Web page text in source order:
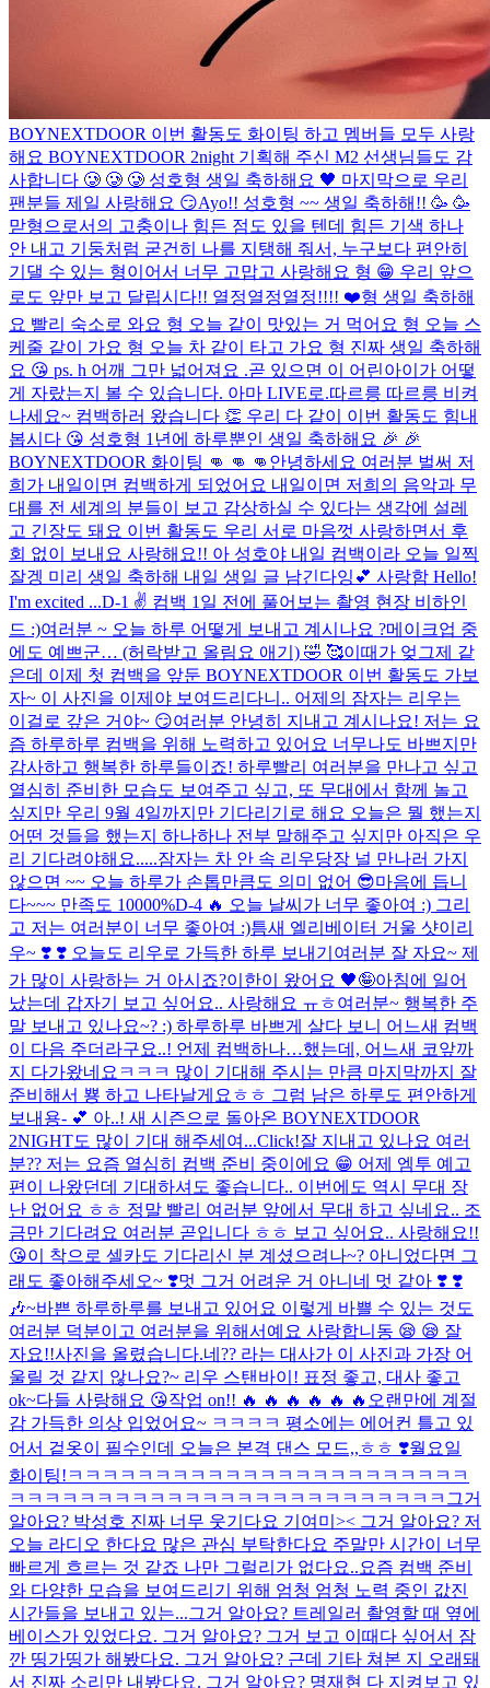
BOYNEXTDOOR 이번 활동도 화이팅 하고 멤버들 모두 사랑
해요 BOYNEXTDOOR 2night 기획해 주신 M2 선생님들도 감
사합니다 🥲 🥲 🥲 성호형 생일 축하해요 🖤 마지막으로 우리
팬분들 제일 사랑해요 😏Ayo!! 성호형 ~~ 생일 축하해!! 🥳 🥳
맏형으로서의 고충이나 힘든 점도 있을 텐데 힘든 기색 하나
안 내고 기둥처럼 굳건히 나를 지탱해 줘서, 누구보다 편안히
기댈 수 있는 형이어서 너무 고맙고 사랑해요 형 😁 우리 앞으
로도 앞만 보고 달립시다!! 열정열정열정!!!! ❤️형 생일 축하해
요 빨리 숙소로 와요 형 오늘 같이 맛있는 거 먹어요 형 오늘 스
케줄 같이 가요 형 오늘 차 같이 타고 가요 형 진짜 생일 축하해
요 😘 ps. h 어깨 그만 넓어져요 .곧 있으면 이 어린아이가 어떻
게 자랐는지 볼 수 있습니다. 아마 LIVE로.따르릉 따르릉 비켜
나세요~ 컴백하러 왔습니다 👏 우리 다 같이 이번 활동도 힘내
봅시다 😘 성호형 1년에 하루뿐인 생일 축하해요 🎉 🎉
BOYNEXTDOOR 화이팅 👊 👊 👊 안녕하세요 여러분 벌써 저
희가 내일이면 컴백하게 되었어요 내일이면 저희의 음악과 무
대를 전 세계의 분들이 보고 감상하실 수 있다는 생각에 설레
고 긴장도 돼요 이번 활동도 우리 서로 마음껏 사랑하면서 후
회 없이 보내요 사랑해요!! 아 성호야 내일 컴백이라 오늘 일찍
잘겡 미리 생일 축하해 내일 생일 글 남긴다잉💕 사랑함 Hello!
I'm excited ...D-1 ✌️​ 컴백 1일 전에 풀어보는 촬영 현장 비하인
드 :)여러분 ~ 오늘 하루 어떻게 보내고 계시나요 ?메이크업 중
에도 예쁘군… (허락받고 올림요 애기) 🤣 🥰이때가 엊그제 같
은데 이제 첫 컴백을 앞둔 BOYNEXTDOOR 이번 활동도 가보
자~ 이 사진을 이제야 보여드리다니.. 어제의 잠자는 리우는
이걸로 갚은 거야~ 😏여러분 안녕히 지내고 계시나요! 저는 요
즘 하루하루 컴백을 위해 노력하고 있어요 너무나도 바쁘지만
감사하고 행복한 하루들이죠! 하루빨리 여러분을 만나고 싶고
열심히 준비한 모습도 보여주고 싶고, 또 무대에서 함께 놀고
싶지만 우리 9월 4일까지만 기다리기로 해요 오늘은 뭘 했는지
어떤 것들을 했는지 하나하나 전부 말해주고 싶지만 아직은 우
리 기다려야해요.....잠자는 차 안 속 리우당장 널 만나러 가지
않으면 ~~ 오늘 하루가 손톱만큼도 의미 없어 😎마음에 듭니
다~~~ 만족도 10000%D-4 🔥 오늘 날씨가 너무 좋아여 :) 그리
고 저는 여러분이 너무 좋아여 :)틈새 엘리베이터 거울 샷이리
우~ ❣️​ ❣️​ 오늘도 리우로 가득한 하루 보내기 여러분 잘 자요~ 제
가 많이 사랑하는 거 아시죠?이한이 왔어요 🖤🤪아침에 일어
났는데 갑자기 보고 싶어요.. 사랑해요 ㅠㅎ여러분~ 행복한 주
말 보내고 있나요~? :) 하루하루 바쁘게 살다 보니 어느새 컴백
이 다음 주더라구요..! 언제 컴백하나…했는데, 어느새 코앞까
지 다가왔네요ㅋㅋㅋ 많이 기대해 주시는 만큼 마지막까지 잘
준비해서 뿅 하고 나타날게요ㅎㅎ 그럼 남은 하루도 편안하게
보내용- 💕 아..! 새 시즌으로 돌아온 BOYNEXTDOOR
2NIGHT도 많이 기대 해주세여...Click!잘 지내고 있나요 여러
분?? 저는 요즘 열심히 컴백 준비 중이에요 😁 어제 엠투 예고
편이 나왔던데 기대하셔도 좋습니다.. 이번에도 역시 무대 장
난 없어요 ㅎㅎ 정말 빨리 여러분 앞에서 무대 하고 싶네요.. 조
금만 기다려요 여러분 곧입니다 ㅎㅎ 보고 싶어요.. 사랑해요!!
😘이 착으로 셀카도 기다리신 분 계셨으려나~? 아니었다면 그
래도 좋아해주세오~ ❣️멋 그거 어려운 거 아니네 멋 같아 ❣️ ❣️
🎶~바쁜 하루하루를 보내고 있어요 이렇게 바쁠 수 있는 것도
여러분 덕분이고 여러분을 위해서예요 사랑합니동 😪 😪 잘
자요!!사진을 올렸습니다.네?? 라는 대사가 이 사진과 가장 어
울릴 것 같지 않나요?~ 리우 스탠바이! 표정 좋고, 대사 좋고
ok~다들 사랑해요 😘작업 on!! 🔥 🔥 🔥 🔥 🔥 🔥 오랜만에 계절
감 가득한 의상 입었어요~ ㅋㅋㅋㅋ 평소에는 에어컨 틀고 있
어서 겉옷이 필수인데 오늘은 본격 댄스 모드,,ㅎㅎ ❣️월요일
화이팅! ㅋㅋㅋㅋㅋㅋㅋㅋㅋㅋㅋㅋㅋㅋㅋㅋㅋㅋㅋㅋㅋㅋㅋ
ㅋㅋㅋㅋㅋㅋㅋㅋㅋㅋㅋㅋㅋㅋㅋㅋㅋㅋㅋㅋㅋㅋㅋㅋㅋ그거
알아요? 박성호 진짜 너무 웃기다요 기여미>< 그거 알아요? 저
오늘 라디오 한다요 많은 관심 부탁한다요 주말만 시간이 너무
빠르게 흐르는 것 같죠 나만 그럴리가 없다요..요즘 컴백 준비
와 다양한 모습을 보여드리기 위해 엄청 엄청 노력 중인 값진
시간들을 보내고 있는...그거 알아요? 트레일러 촬영할 때 옆에
베이스가 있었다요. 그거 알아요? 그거 보고 이때다 싶어서 잠
깐 띵가띵가 해봤다요. 그거 알아요? 근데 기타 쳐본 지 오래돼
서 진짜 소리만 내봤다요. 그거 알아요? 명재현 다 지켜보고 있